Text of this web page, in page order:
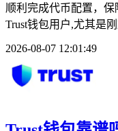
顺利完成代币配置，
Trust钱包用户,尤其是
2026-08-07 12:01:49